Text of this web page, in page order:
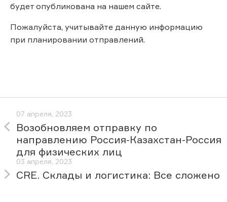
будет опубликована на нашем сайте.
Пожалуйста, учитывайте данную информацию
при планировании отправлений.
07 апреля, 2023
Возобновляем отправку по
направлению Россия-Казахстан-Россия
для физических лиц
03 апреля, 2023
CRE. Склады и логистика: Все сложено